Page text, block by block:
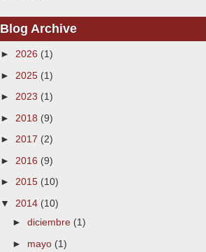
Blog Archive
► 2026 (1)
► 2025 (1)
► 2023 (1)
► 2018 (9)
► 2017 (2)
► 2016 (9)
► 2015 (10)
▼ 2014 (10)
► diciembre (1)
► mayo (1)